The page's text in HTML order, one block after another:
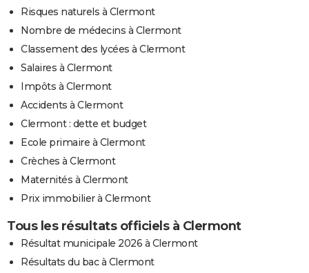
Risques naturels à Clermont
Nombre de médecins à Clermont
Classement des lycées à Clermont
Salaires à Clermont
Impôts à Clermont
Accidents à Clermont
Clermont : dette et budget
Ecole primaire à Clermont
Crèches à Clermont
Maternités à Clermont
Prix immobilier à Clermont
Tous les résultats officiels à Clermont
Résultat municipale 2026 à Clermont
Résultats du bac à Clermont